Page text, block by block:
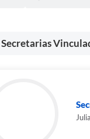
Secretarias